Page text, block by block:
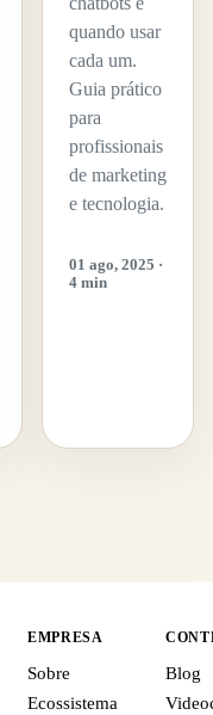
quando usar
cada um.
Guia prático
para
profissionais
de marketing
e tecnologia.
01 ago, 2025 ·
4 min
EMPRESA
Sobre
Ecossistema
Blog